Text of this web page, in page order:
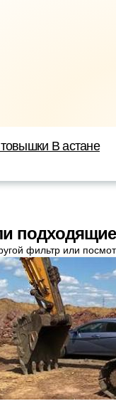
В астане
подходящие
фильтр или